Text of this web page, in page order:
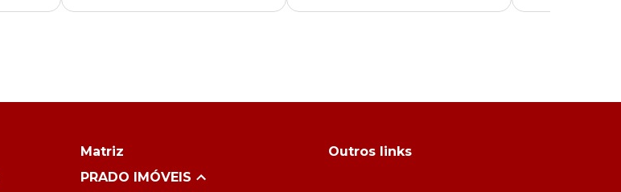
Matriz
PRADO IMÓVEIS
Outros links